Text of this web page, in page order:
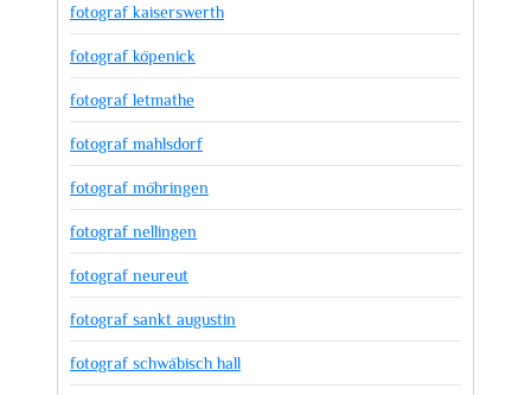
fotograf kaiserswerth
fotograf köpenick
fotograf letmathe
fotograf mahlsdorf
fotograf möhringen
fotograf nellingen
fotograf neureut
fotograf sankt augustin
fotograf schwäbisch hall